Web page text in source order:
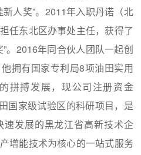
人奖”。2011年入职丹诺（北
任东北区办事处主任，获得了
。2016年同合伙人团队一起创
拥有国家专利局8项油田实用
拼搏发展，现公司注册资金
国家级试验区的科研项目，是
发展的黑龙江省高新技术企
增能技术为核心的一站式服务